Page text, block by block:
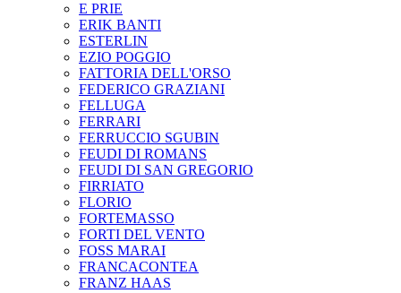
E PRIE
ERIK BANTI
ESTERLIN
EZIO POGGIO
FATTORIA DELL'ORSO
FEDERICO GRAZIANI
FELLUGA
FERRARI
FERRUCCIO SGUBIN
FEUDI DI ROMANS
FEUDI DI SAN GREGORIO
FIRRIATO
FLORIO
FORTEMASSO
FORTI DEL VENTO
FOSS MARAI
FRANCACONTEA
FRANZ HAAS